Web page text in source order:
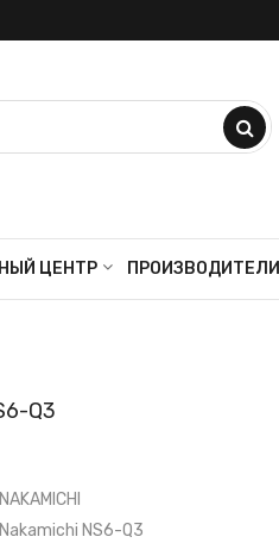
ЦЕНТР ПРОИЗВОДИТЕЛИ
Q3
NAKAMICHI
Nakamichi NS6-Q3